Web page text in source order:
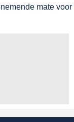
mate voor